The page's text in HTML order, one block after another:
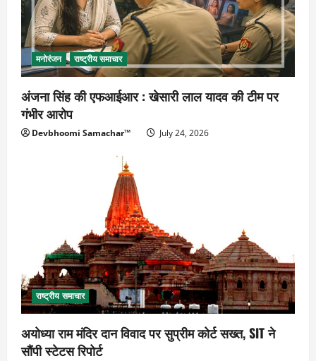
मनोरंजन राष्ट्रीय समाचार
अंजना सिंह की एफआईआर : खेसारी लाल यादव की टीम पर
गंभीर आरोप
Devbhoomi Samachar™ July 24, 2026
राष्ट्रीय समाचार
अयोध्या राम मंदिर दान विवाद पर सुप्रीम कोर्ट सख्त, SIT ने
सौंपी स्टेटस रिपोर्ट